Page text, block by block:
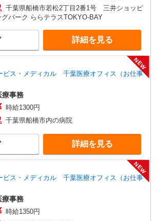
手当
千葉県船橋市若松2丁目2番1号 三井ショッピ
グパーク ららテラスTOKYO-BAY
詳細を見る
ビス・メディカル 千葉医療オフィス（お仕事
NEW
療事務
時給1300円
千葉県船橋市内の病院
詳細を見る
ビス・メディカル 千葉医療オフィス（お仕事
NEW
療事務
時給1350円